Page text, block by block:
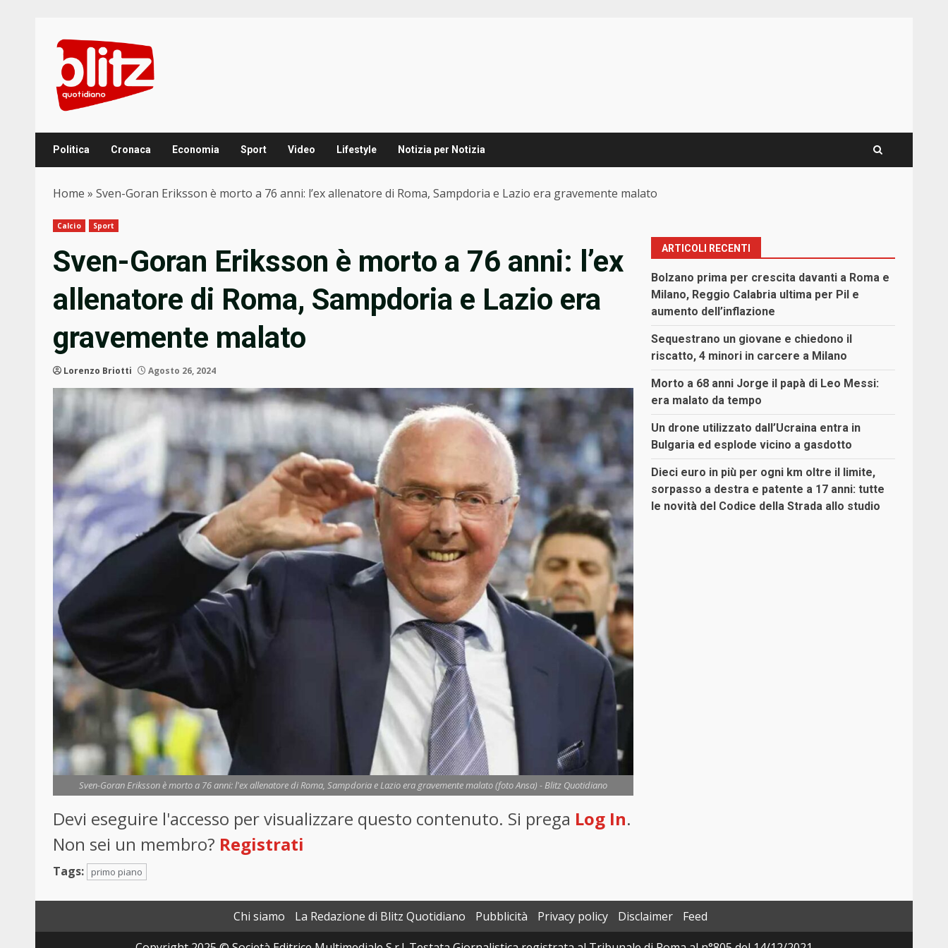
content
Politica Cronaca Economia Sport Video Lifestyle Notizia per Notizia
Home » Sven-Goran Eriksson è morto a 76 anni: l’ex allenatore di Roma, Sampdoria e Lazio era gravemente malato
Calcio Sport
Sven-Goran Eriksson è morto a 76 anni: l’ex
allenatore di Roma, Sampdoria e Lazio era
gravemente malato
Lorenzo Briotti Agosto 26, 2024
Sven-Goran Eriksson è morto a 76 anni: l'ex allenatore di Roma, Sampdoria e Lazio era gravemente malato (foto Ansa) - Blitz Quotidiano
Devi eseguire l'accesso per visualizzare questo contenuto. Si prega Log In.
Non sei un membro? Registrati
Tags: primo piano
ARTICOLI RECENTI
Bolzano prima per crescita davanti a Roma e
Milano, Reggio Calabria ultima per Pil e
aumento dell’inflazione
Sequestrano un giovane e chiedono il
riscatto, 4 minori in carcere a Milano
Morto a 68 anni Jorge il papà di Leo Messi:
era malato da tempo
Un drone utilizzato dall’Ucraina entra in
Bulgaria ed esplode vicino a gasdotto
Dieci euro in più per ogni km oltre il limite,
sorpasso a destra e patente a 17 anni: tutte
le novità del Codice della Strada allo studio
Chi siamo La Redazione di Blitz Quotidiano Pubblicità Privacy policy Disclaimer
Feed